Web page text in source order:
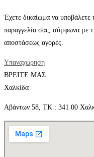
Έχετε δικαίωμα να
παραγγελία σας, σύμφωνα με
αποστάσεως αγορές.
Υπαναχώρηση
ΒΡΕΙΤΕ ΜΑΣ
Χαλκίδα
Αβάντων 58, ΤΚ : 341 00